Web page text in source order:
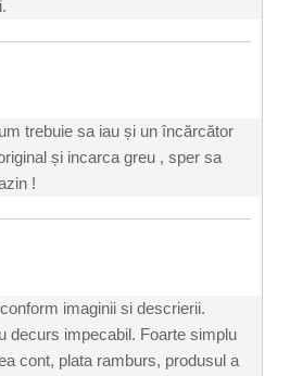
trebuie sa iau și un încărcător
și incarca greu , sper sa
!
imaginii si descrierii.
decurs impecabil. Foarte simplu
cont, plata ramburs, produsul a